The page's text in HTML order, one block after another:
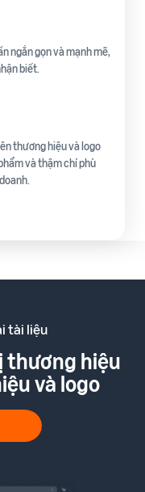
ngắn gọn và mạnh mẽ,
biết.
thương hiệu và logo
và thậm chí phù
tài liệu
thương hiệu
và logo